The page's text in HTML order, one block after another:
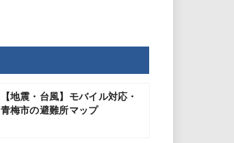
【地震・台風】モバイル対応・
青梅市の避難所マップ